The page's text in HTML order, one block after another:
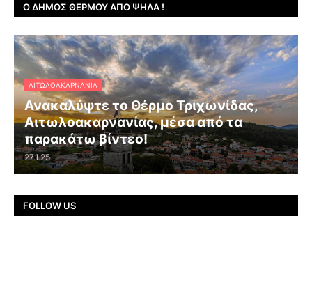
Ο ΔΉΜΟΣ ΘΈΡΜΟΥ ΑΠΌ ΨΗΛΆ !
ΑΙΤΩΛΟΑΚΑΡΝΑΝΊΑ
Ανακαλύψτε το Θέρμο Τριχωνίδας,
Αιτωλοακαρνανίας, μέσα από τα
παρακάτω βίντεο!
27.1.25
FOLLOW US